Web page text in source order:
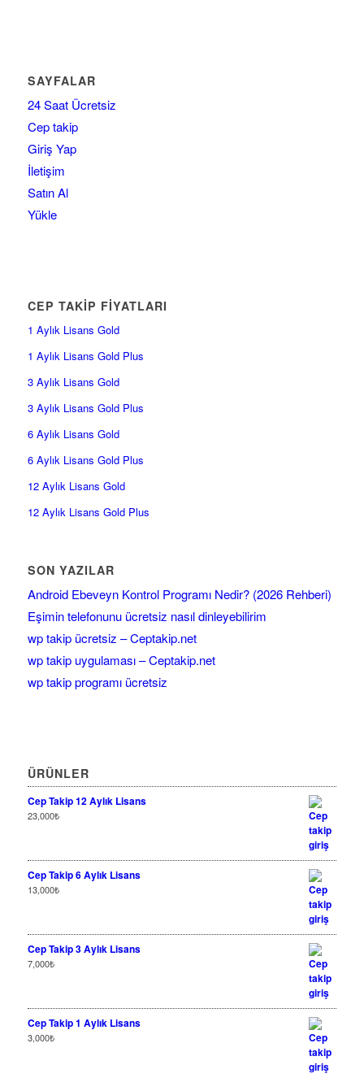
SAYFALAR
24 Saat Ücretsiz
Cep takip
Giriş Yap
İletişim
Satın Al
Yükle
CEP TAKİP FİYATLARI
1 Aylık Lisans Gold
1 Aylık Lisans Gold Plus
3 Aylık Lisans Gold
3 Aylık Lisans Gold Plus
6 Aylık Lisans Gold
6 Aylık Lisans Gold Plus
12 Aylık Lisans Gold
12 Aylık Lisans Gold Plus
SON YAZILAR
Android Ebeveyn Kontrol Programı Nedir? (2026 Rehberi)
Eşimin telefonunu ücretsiz nasıl dinleyebilirim
wp takip ücretsiz – Ceptakip.net
wp takip uygulaması – Ceptakip.net
wp takip programı ücretsiz
ÜRÜNLER
Cep Takip 12 Aylık Lisans
23,000₺
Cep Takip 6 Aylık Lisans
13,000₺
Cep Takip 3 Aylık Lisans
7,000₺
Cep Takip 1 Aylık Lisans
3,000₺